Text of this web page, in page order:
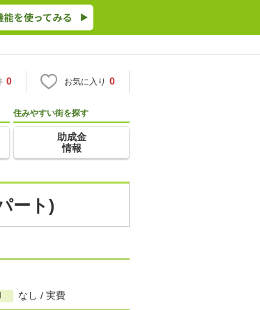
0 お気に入り 0
住みやすい街を探す
助成金
情報
ート)
なし / 実費